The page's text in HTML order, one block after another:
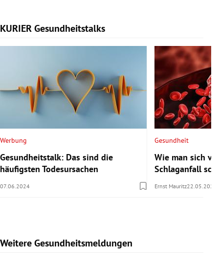
KURIER Gesundheitstalks
Slide 1 von 7
Werbung
Gesundheitstalk: Das sind die
häufigsten Todesursachen
07.06.2024
Gesundheit
Wie man sich
Schlaganfall
Ernst Mauritz22.05.2024
Weitere Gesundheitsmeldungen